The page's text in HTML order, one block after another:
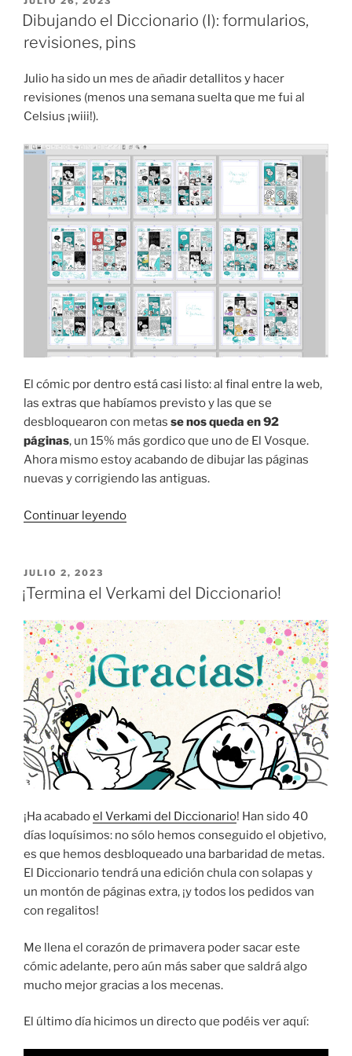
portada
del
de
Fantasía»
EL
Dibujando el Diccionario (I): formularios,
revisiones, pins
Julio ha sido un mes de añadir detallitos y hacer
revisiones (menos una semana suelta que me fui al
Celsius ¡wiii!).
El cómic por dentro está casi listo: al final entre la web,
las extras que habíamos previsto y las que se
desbloquearon con metas se nos queda en 92
páginas, un 15% más gordico que uno de El Vosque.
Ahora mismo estoy acabando de dibujar las páginas
nuevas y corrigiendo las antiguas.
Continuar leyendo«Dibujando
formularios,
pins»
PUBLICADO
EL
JULIO 2, 2023
¡Termina el Verkami del Diccionario!
¡Ha acabadoel Verkami del Diccionario! Han sido 40
días loquísimos: no sólo hemos conseguido el objetivo,
es que hemos desbloqueado una barbaridad de metas.
El Diccionario tendrá una edición chula con solapas y
un montón de páginas extra, ¡y todos los pedidos van
con regalitos!
Me llena el corazón de primavera poder sacar este
cómic adelante, pero aún más saber que saldrá algo
mucho mejor gracias a los mecenas.
El último día hicimos un directo que podéis ver aquí: